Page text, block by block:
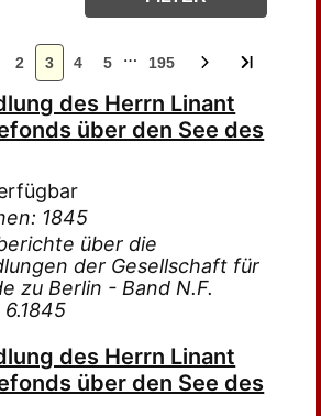
2 3 4 5 … 195
des Herrn Linant
über den See des
1845
über die
der Gesellschaft für
zu Berlin - Band N.F.
des Herrn Linant
über den See des